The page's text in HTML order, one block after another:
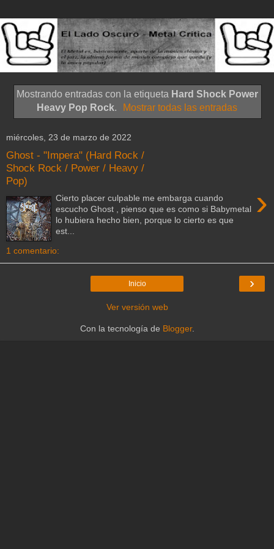
Mostrando entradas con la etiqueta Hard Shock Power
Heavy Pop Rock. Mostrar todas las entradas
miércoles, 23 de marzo de 2022
Ghost - "Impera" (Hard Rock /
Shock Rock / Power / Heavy /
Pop)
›
Cierto placer culpable me embarga cuando
escucho Ghost , pienso que es como si Babymetal
lo hubiera hecho bien, porque lo cierto es que
est...
1 comentario:
›
Inicio
Ver versión web
Con la tecnología de Blogger.